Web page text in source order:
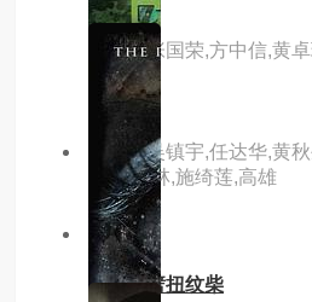
主演：张国荣,方中信,黄
华
主演：吴镇宇,任达华,黄
雪,王天林,施绮莲,高雄
8.0分 hd
横纹刀劈扭纹柴